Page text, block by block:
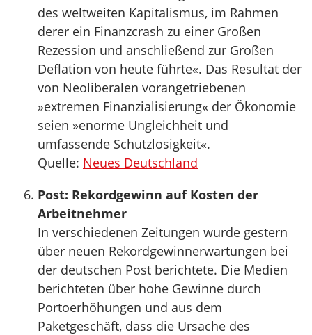
des weltweiten Kapitalismus, im Rahmen
derer ein Finanzcrash zu einer Großen
Rezession und anschließend zur Großen
Deflation von heute führte«. Das Resultat der
von Neoliberalen vorangetriebenen
»extremen Finanzialisierung« der Ökonomie
seien »enorme Ungleichheit und
umfassende Schutzlosigkeit«.
Quelle: Neues Deutschland
Post: Rekordgewinn auf Kosten der
Arbeitnehmer
In verschiedenen Zeitungen wurde gestern
über neuen Rekordgewinnerwartungen bei
der deutschen Post berichtete. Die Medien
berichteten über hohe Gewinne durch
Portoerhöhungen und aus dem
Paketgeschäft, dass die Ursache des